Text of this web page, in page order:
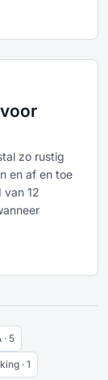
zo rustig
en af en toe
12
· 5
· 1